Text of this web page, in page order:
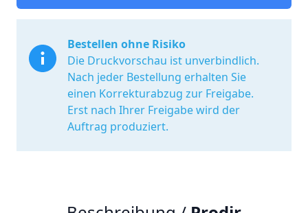
Bestellen ohne Risiko
Die Druckvorschau ist unverbindlich.
Nach jeder Bestellung erhalten Sie
einen Korrekturabzug zur Freigabe.
Erst nach Ihrer Freigabe wird der
Auftrag produziert.